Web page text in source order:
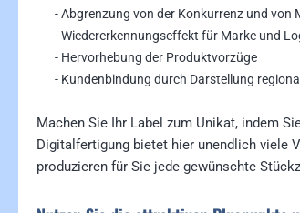
- Abgrenzung von der Konkurrenz und von
- Wiedererkennungseffekt für Marke und
- Hervorhebung der Produktvorzüge
- Kundenbindung durch Darstellung
Machen Sie Ihr Label zum Unikat, indem
Digitalfertigung bietet hier unendlich viele
produzieren für Sie jede gewünschte